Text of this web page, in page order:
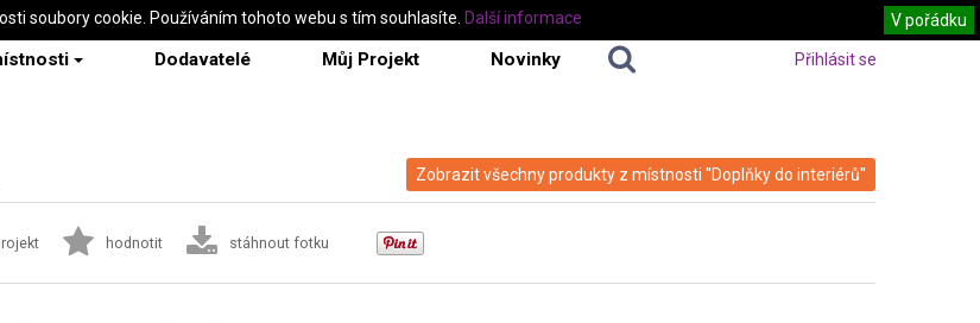
Dodavatelé Můj Projekt Novinky Přihlásit se
Zobrazit všechny produkty z místnosti "Doplňky do interiérů"
hodnotit stáhnout fotku
soubory cookie. Používáním tohoto webu s tím souhlasíte. V pořádku
Další informace